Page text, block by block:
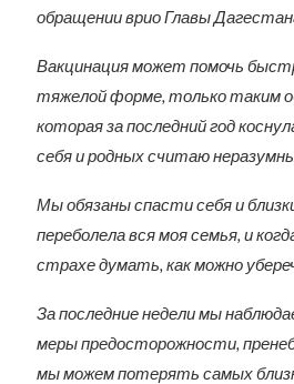
обращении врио Главы
Вакцинация может помочь
тяжелой форме, только таким
которая за последний год
себя и родных считаю
Мы обязаны спасти себя и
переболела вся моя семья, и
страхе думать, как можно
За последние недели мы
меры предосторожности,
мы можем потерять самых